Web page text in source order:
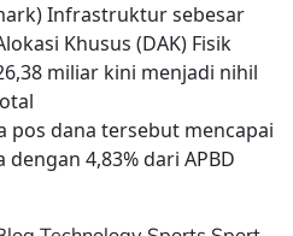
Infrastruktur sebesar
Khusus (DAK) Fisik
miliar kini menjadi nihil
pos dana tersebut mencapai
dengan 4,83% dari APBD